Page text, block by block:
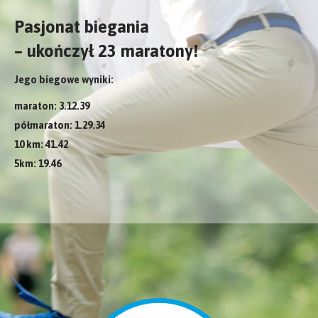
Pasjonat biegania
– ukończył 23 maratony!
Jego biegowe wyniki:
maraton: 3.12.39
półmaraton: 1.29.34
10 km: 41.42
5km: 19.46